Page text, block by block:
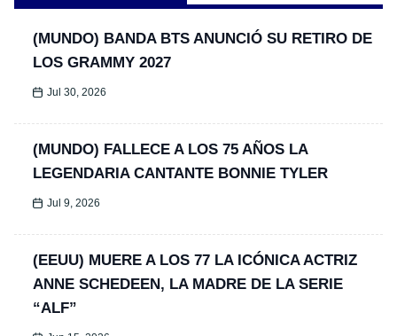
(MUNDO) BANDA BTS ANUNCIÓ SU RETIRO DE
LOS GRAMMY 2027
Jul 30, 2026
(MUNDO) FALLECE A LOS 75 AÑOS LA
LEGENDARIA CANTANTE BONNIE TYLER
Jul 9, 2026
(EEUU) MUERE A LOS 77 LA ICÓNICA ACTRIZ
ANNE SCHEDEEN, LA MADRE DE LA SERIE
“ALF”